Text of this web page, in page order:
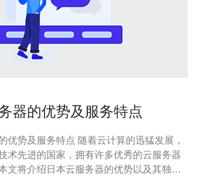
器的优势及服务特点
特点 随着云计算的迅猛发展，
术先进的国家，拥有许多优秀的云服务器
文将介绍日本云服务器的优势以及其独特